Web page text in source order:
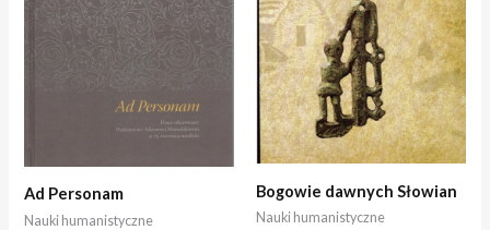
Ad Personam
Nauki humanistyczne
Bogowie dawnych Słowian
Nauki humanistyczne